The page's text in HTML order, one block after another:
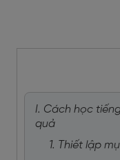
I. Cách học
quả
1. Thiết lập